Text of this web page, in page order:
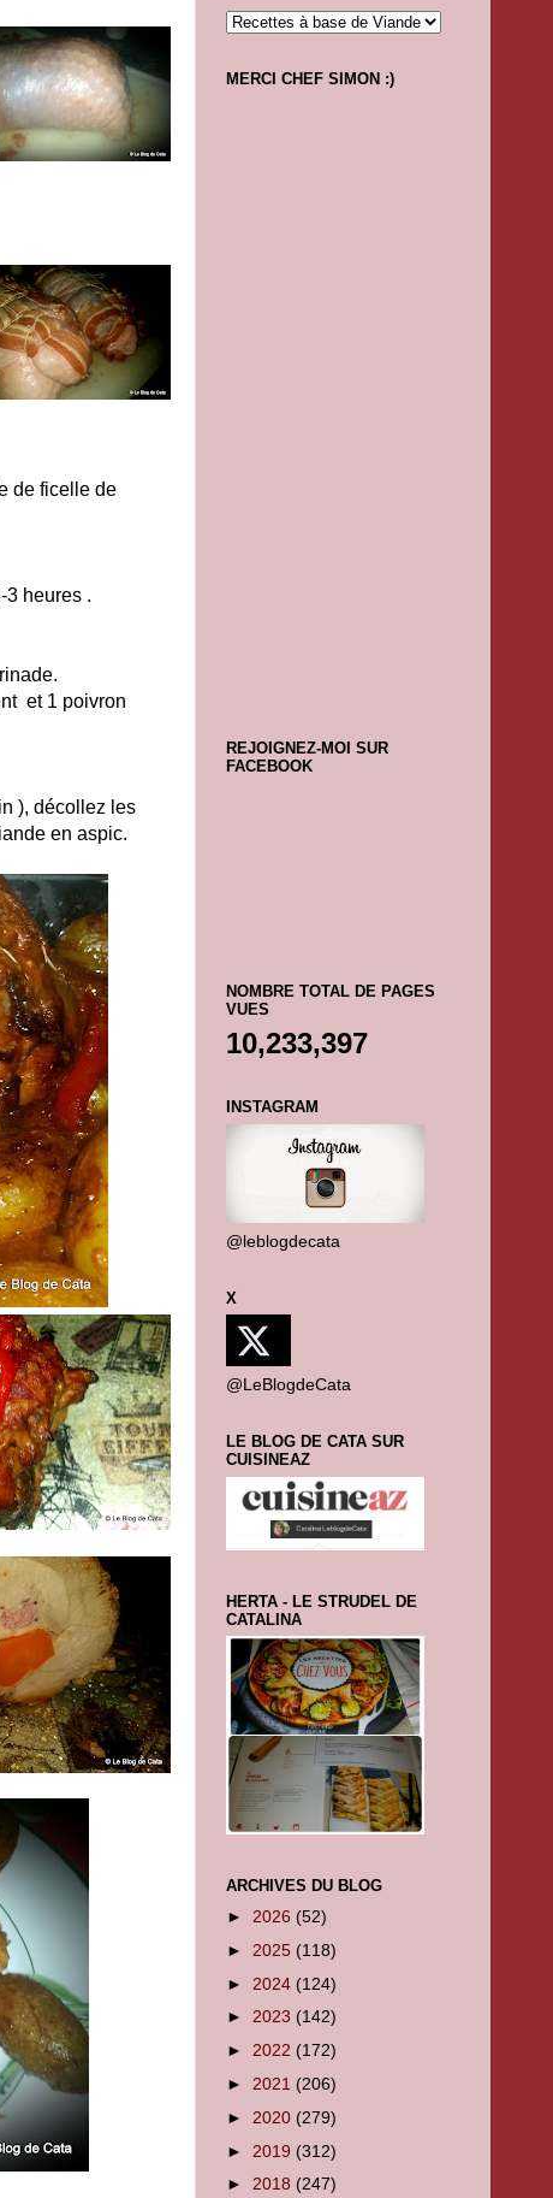
de ficelle de
3 heures .
et 1 poivron
), décollez les
en aspic.
MERCI CHEF SIMON :)
REJOIGNEZ-MOI SUR
FACEBOOK
NOMBRE TOTAL DE PAGES
VUES
10,233,397
INSTAGRAM
@leblogdecata
X
@LeBlogdeCata
LE BLOG DE CATA SUR
CUISINEAZ
HERTA - LE STRUDEL DE
CATALINA
ARCHIVES DU BLOG
► 2026 (52)
► 2025 (118)
► 2024 (124)
► 2023 (142)
► 2022 (172)
► 2021 (206)
► 2020 (279)
► 2019 (312)
► 2018 (247)